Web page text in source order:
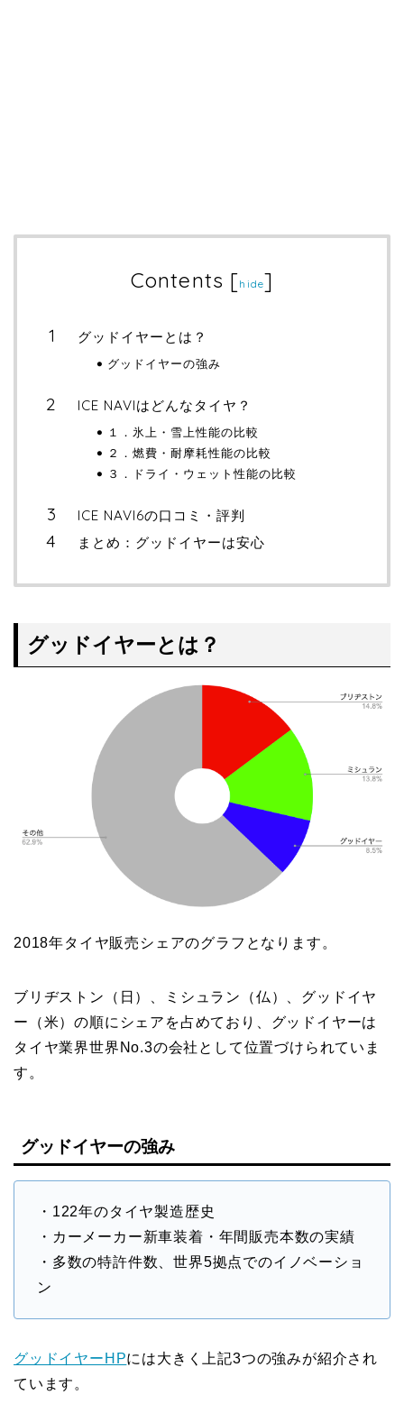
Contents [hide]
グッドイヤーとは？
グッドイヤーの強み
ICE NAVIはどんなタイヤ？
１．氷上・雪上性能の比較
２．燃費・耐摩耗性能の比較
３．ドライ・ウェット性能の比較
ICE NAVI6の口コミ・評判
まとめ：グッドイヤーは安心
グッドイヤーとは？
2018年タイヤ販売シェアのグラフとなります。
ブリヂストン（日）、ミシュラン（仏）、グッドイヤ
ー（米）の順にシェアを占めており、グッドイヤーは
タイヤ業界世界No.3の会社として位置づけられていま
す。
グッドイヤーの強み
・122年のタイヤ製造歴史
・カーメーカー新車装着・年間販売本数の実績
・多数の特許件数、世界5拠点でのイノベーショ
ン
グッドイヤーHPには大きく上記3つの強みが紹介され
ています。